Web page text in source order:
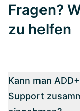
Fragen?
zu helfen
Kann man
Support